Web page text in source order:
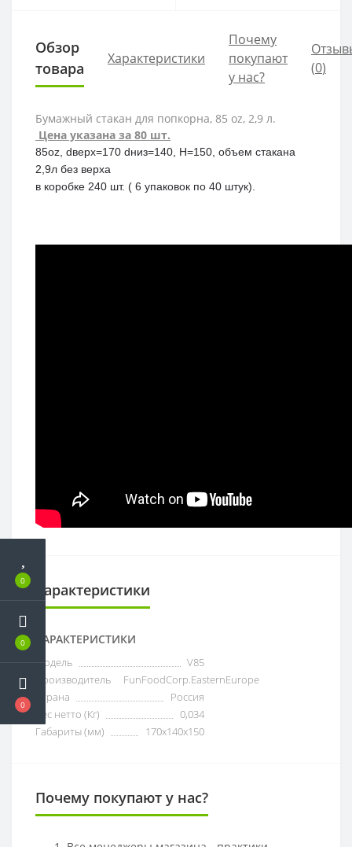
0
0
0
Обзор
товара
Характеристики
Почему
покупают
у нас?
(0)
Бумажный стакан для попкорна, 85 oz, 2,9 л.
Цена указана за 80 шт.
85oz, dверх=170 dниз=140, H=150, объем стакана
2,9л без верха
в коробке 240 шт. ( 6 упаковок по 40 штук).
Характеристики
ХАРАКТЕРИСТИКИ
Модель
V85
Производитель
FunFoodCorp.EasternEurope
Страна
Россия
Вес нетто (Кг)
0,034
Габариты (мм)
170х140х150
Почему покупают у нас?